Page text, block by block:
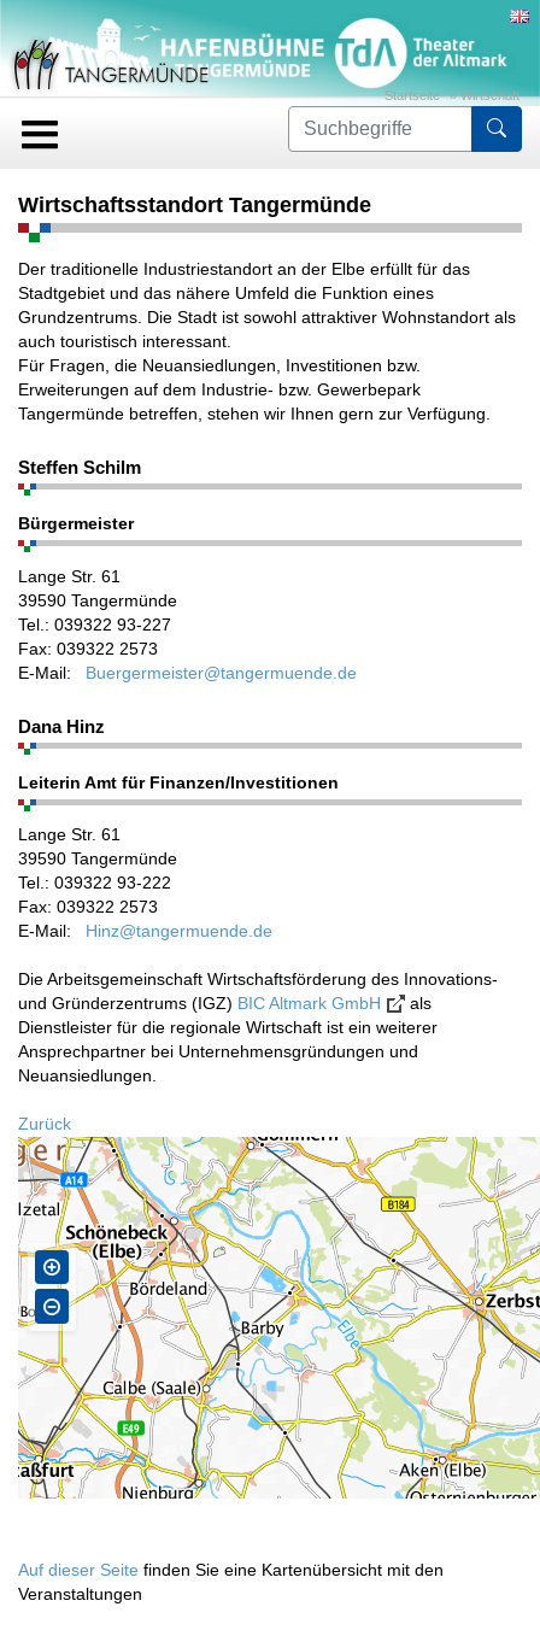
Startseite »Wirtschaft
Wirtschaftsstandort Tangermünde
Der traditionelle Industriestandort an der Elbe erfüllt für das
Stadtgebiet und das nähere Umfeld die Funktion eines
Grundzentrums. Die Stadt ist sowohl attraktiver Wohnstandort als
auch touristisch interessant.
Für Fragen, die Neuansiedlungen, Investitionen bzw.
Erweiterungen auf dem Industrie- bzw. Gewerbepark
Tangermünde betreffen, stehen wir Ihnen gern zur Verfügung.
Steffen Schilm
Bürgermeister
Lange Str. 61
39590 Tangermünde
Tel.: 039322 93-227
Fax: 039322 2573
E-Mail: Buergermeister@tangermuende.de
Dana Hinz
Leiterin Amt für Finanzen/Investitionen
Lange Str. 61
39590 Tangermünde
Tel.: 039322 93-222
Fax: 039322 2573
E-Mail:
Hinz@tangermuende.de
Die Arbeitsgemeinschaft Wirtschaftsförderung des Innovations-
und Gründerzentrums (IGZ) BIC Altmark GmbH
als
Dienstleister für die regionale Wirtschaft ist ein weiterer
Ansprechpartner bei Unternehmensgründungen und
Neuansiedlungen.
Zurück
Auf dieser Seite finden Sie eine Kartenübersicht mit den
Veranstaltungen